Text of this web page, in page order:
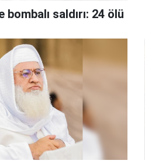
saldırı: 24 ölü